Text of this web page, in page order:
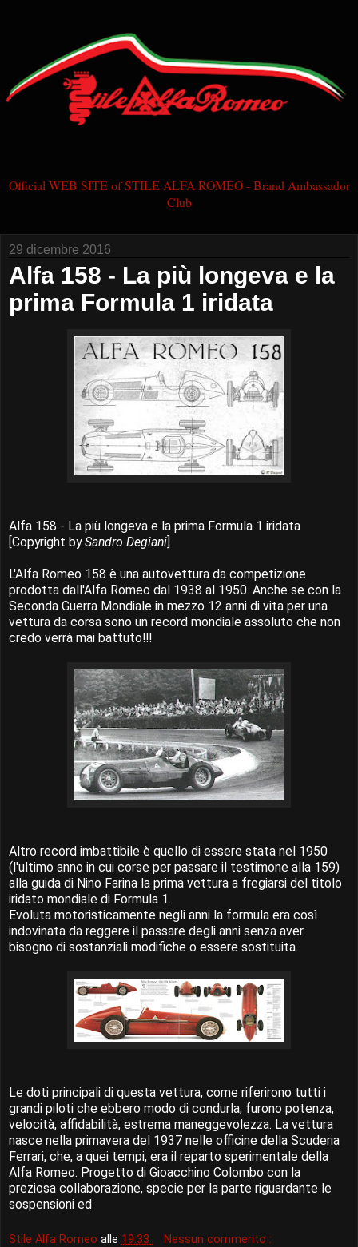
Official WEB SITE of STILE ALFA ROMEO - Brand Ambassador
Club
29 dicembre 2016
Alfa 158 - La più longeva e la
prima Formula 1 iridata
Alfa 158 - La più longeva e la prima Formula 1 iridata
[Copyright bySandro Degiani
L'Alfa Romeo 158 è una autovettura da competizione
prodotta dall'Alfa Romeo dal 1938 al 1950. Anche se con la
Seconda Guerra Mondiale in mezzo 12 anni di vita per una
vettura da corsa sono un record mondiale assoluto che non
credo verrà mai battuto!!!
Altro record imbattibile è quello di essere stata nel 1950
(l'ultimo anno in cui corse per passare il testimone alla 159)
alla guida di Nino Farina la prima vettura a fregiarsi del titolo
iridato mondiale di Formula 1.
Evoluta motoristicamente negli anni la formula era così
indovinata da reggere il passare degli anni senza aver
bisogno di sostanziali modifiche o essere sostituita.
Le doti principali di questa vettura, come riferirono tutti i
grandi piloti che ebbero modo di condurla, furono potenza,
velocità, affidabilità, estrema maneggevolezza. La vettura
nasce nella primavera del 1937 nelle officine della Scuderia
Ferrari, che, a quei tempi, era il reparto sperimentale della
Alfa Romeo. Progetto di Gioacchino Colombo con la
preziosa collaborazione, specie per la parte riguardante le
sospensioni ed
Stile Alfa Romeo alle 19:33 Nessun commento :